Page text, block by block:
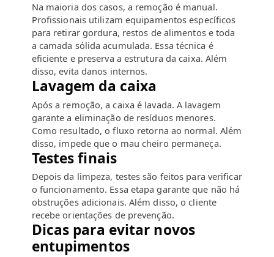
Na maioria dos casos, a remoção é manual.
Profissionais utilizam equipamentos específicos
para retirar gordura, restos de alimentos e toda
a camada sólida acumulada. Essa técnica é
eficiente e preserva a estrutura da caixa. Além
disso, evita danos internos.
Lavagem da caixa
Após a remoção, a caixa é lavada. A lavagem
garante a eliminação de resíduos menores.
Como resultado, o fluxo retorna ao normal. Além
disso, impede que o mau cheiro permaneça.
Testes finais
Depois da limpeza, testes são feitos para verificar
o funcionamento. Essa etapa garante que não há
obstruções adicionais. Além disso, o cliente
recebe orientações de prevenção.
Dicas para evitar novos
entupimentos